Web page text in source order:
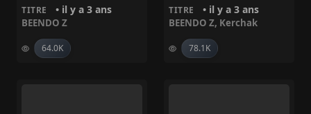
TITRE • il y a 3 ans
BEENDO Z
64.0K
TITRE • il y a 3 ans
BEENDO Z, Kerchak
78.1K